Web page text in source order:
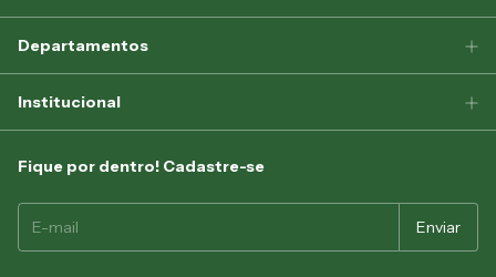
Departamentos
Institucional
Fique por dentro! Cadastre-se